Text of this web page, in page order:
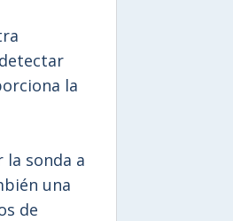
la
sonda a
una
de